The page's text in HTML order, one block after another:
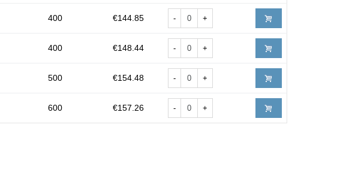
400 €144.85 - +
400 €148.44 - +
500 €154.48 - +
600 €157.26 - +